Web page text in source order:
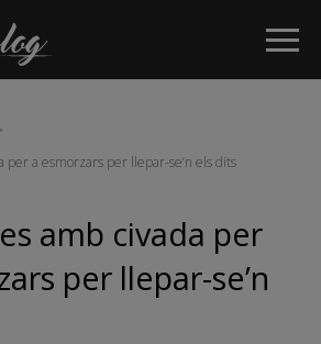
per a esmorzars per llepar-se’n els dits
amb civada per
per llepar-se’n